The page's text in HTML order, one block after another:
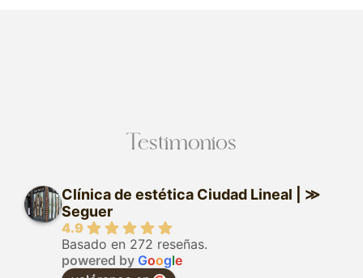
Testimonios
Clínica de estética Ciudad Lineal | ≫
Seguer
4.9
Basado en 272 reseñas.
powered by Google